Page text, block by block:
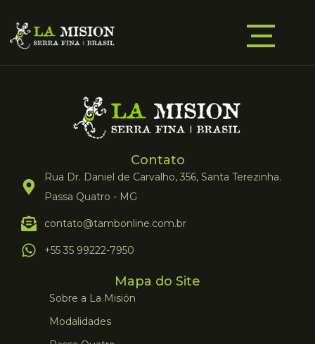
Contato
Rua Dr. Daniel de Carvalho, 356, Santa Terezinha.
Passa Quatro - MG
contato@tambonline.com.br
+55 35 99222-7950
Mapa do Site
Sobre a La Misión
Modalidades